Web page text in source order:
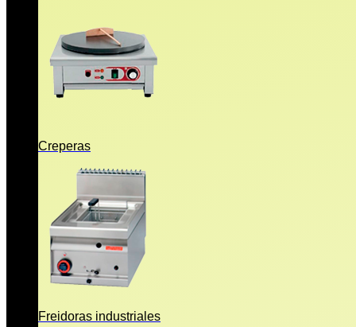
Creperas
Freidoras industriales